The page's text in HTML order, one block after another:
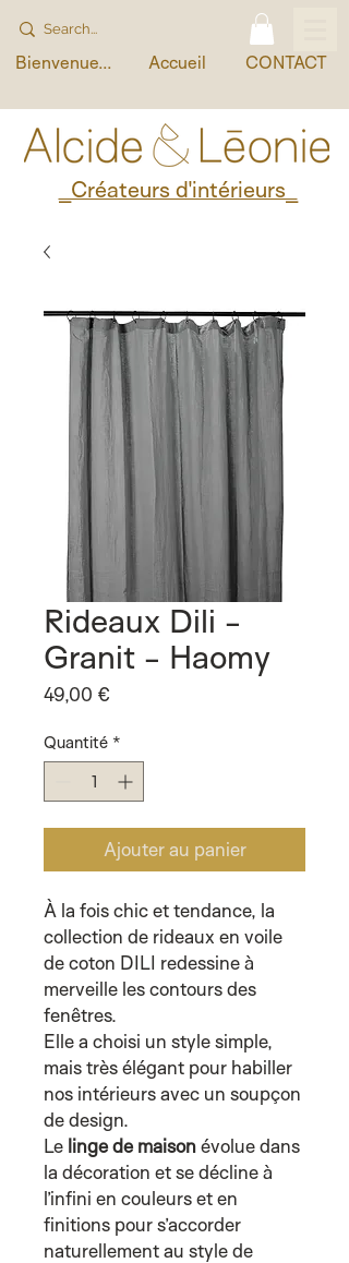
Bienvenue... Accueil CONTACT
_Créateurs d'intérieurs_
Rideaux Dili -
Granit - Haomy
49,00 €
Quantité *
Ajouter au panier
À la fois chic et tendance, la
collection de rideaux en voile
de coton DILI redessine à
merveille les contours des
fenêtres.
Elle a choisi un style simple,
mais très élégant pour habiller
nos intérieurs avec un soupçon
de design.
Le linge de maisonévolue dans
la décoration et se décline à
l’infini en couleurs et en
finitions pour s’accorder
naturellement au style de